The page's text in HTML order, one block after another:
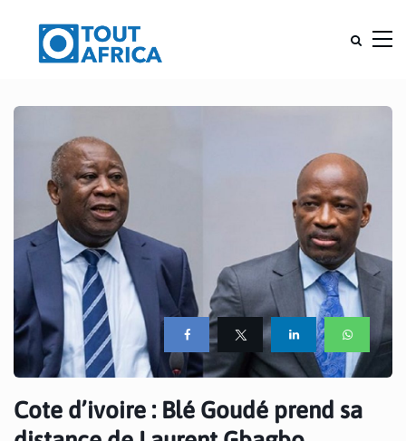
Cote d’ivoire : Blé Goudé prend sa